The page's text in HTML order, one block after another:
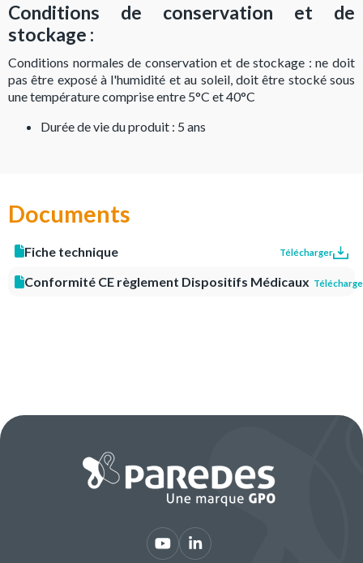
Conditions de conservation et de
stockage :
Conditions normales de conservation et de stockage : ne doit
pas être exposé à l'humidité et au soleil, doit être stocké sous
une température comprise entre 5°C et 40°C
Durée de vie du produit : 5 ans
Documents
Fiche technique Télécharger
Conformité CE règlement Dispositifs Médicaux